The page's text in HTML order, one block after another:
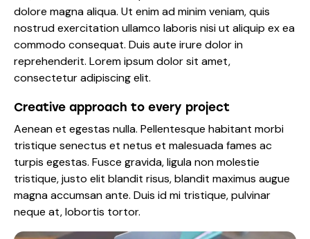
dolore magna aliqua. Ut enim ad minim veniam, quis
nostrud exercitation ullamco laboris nisi ut aliquip ex ea
commodo consequat. Duis aute irure dolor in
reprehenderit. Lorem ipsum dolor sit amet,
consectetur adipiscing elit.
Creative approach to every project
Aenean et egestas nulla. Pellentesque habitant morbi
tristique senectus et netus et malesuada fames ac
turpis egestas. Fusce gravida, ligula non molestie
tristique, justo elit blandit risus, blandit maximus augue
magna accumsan ante. Duis id mi tristique, pulvinar
neque at, lobortis tortor.